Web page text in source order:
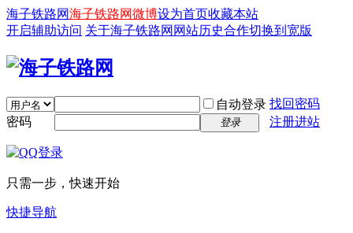
海子铁路网海子铁路网微博设为首页收藏本站
开启辅助访问 关于海子铁路网 网站历史合作切换到宽版
自动登录 找回密码
密码
登录 注册进站
只需一步，快速开始
快捷导航